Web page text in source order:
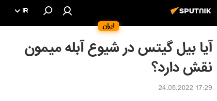
ایران
IR
آیا بیل گیتس در شیوع آبله میمون
نقش دارد؟
17:29 24.05.2022